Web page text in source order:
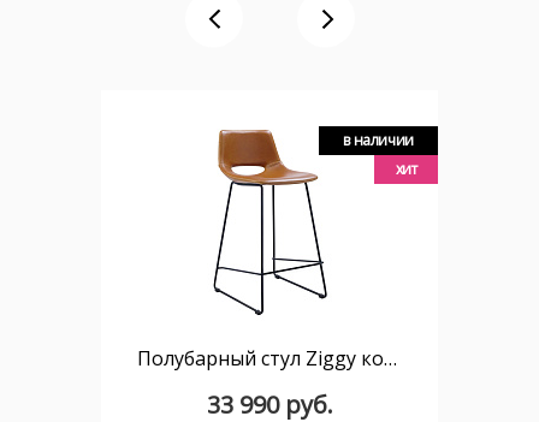
в наличии
хит
Полубарный стул Ziggy коричневый
33 990 руб.